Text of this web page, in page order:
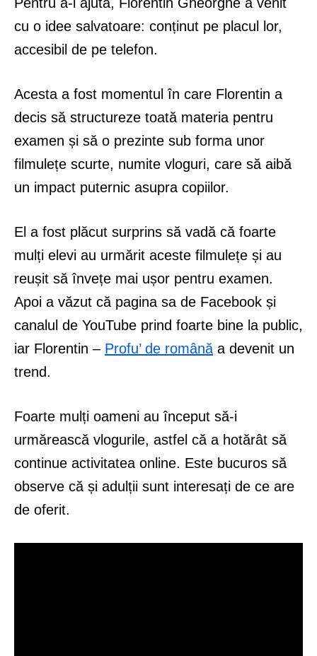
cu o idee salvatoare: conținut pe placul lor,
accesibil de pe telefon.
Acesta a fost momentul în care Florentin a
decis să structureze toată materia pentru
examen și să o prezinte sub forma unor
filmulețe scurte, numite vloguri, care să aibă
un impact puternic asupra copiilor.
El a fost plăcut surprins să vadă că foarte
mulți elevi au urmărit aceste filmulețe și au
reușit să învețe mai ușor pentru examen.
Apoi a văzut că pagina sa de Facebook și
canalul de YouTube prind foarte bine la public,
iar Florentin – Profu’ de română a devenit un
trend.
Foarte mulți oameni au început să-i
urmărească vlogurile, astfel că a hotărât să
continue activitatea online. Este bucuros să
observe că și adulții sunt interesați de ce are
de oferit.